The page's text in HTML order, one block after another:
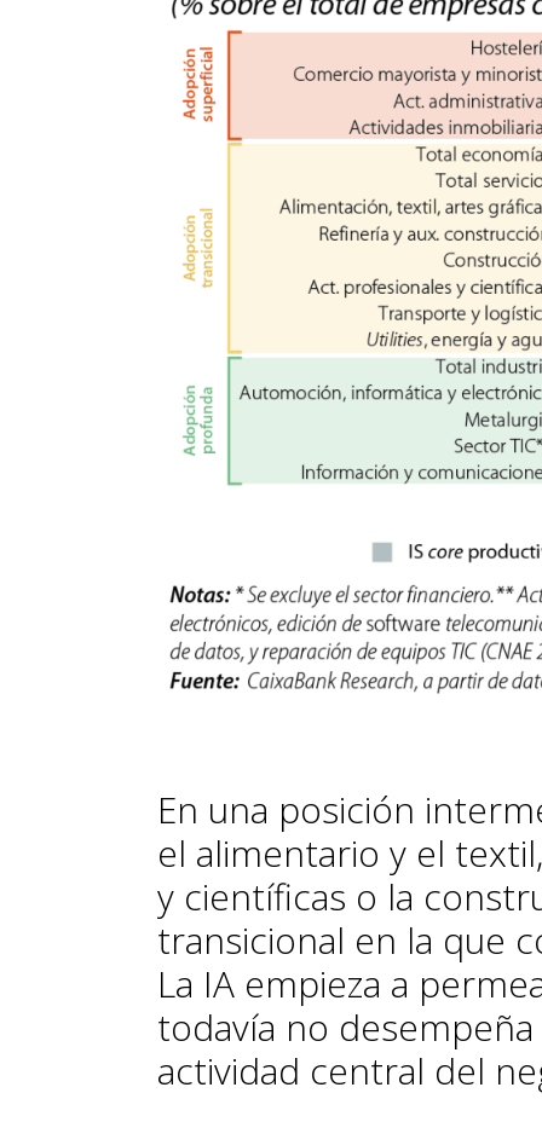
En una posición
el alimentario y el
y científicas o la
transicional en la que
La IA empieza a
todavía no
actividad central del